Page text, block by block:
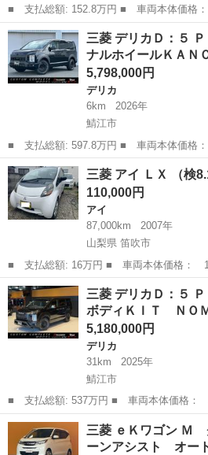
■ 支払総額: 152.8万円 ■ 車両本体価格： 1,450,000 円 ■ メーカ
ー名： 三菱 ■ 車種名： ｅＫスペー
ビ Ｂカメラ 左パワースライド ■ 排
福井 福井市 その他
三菱 デリカＤ：５
ナルホイールＫＡＮ
5,798,000円
デリカ
6km
2026年
鯖江市
■ 支払総額: 597.8万円 ■ 車両本体価格： 5,798,000 円 ■ メーカ
ー名： 三菱 ■ 車種名： デリカＤ：
Ｋスタイル オリジナルホイールＫＡＮＯ
ＡＴタイ...
福井 鯖江市 デリカ
三菱 アイ ＬＸ （検
110,000円
アイ
87,000km
2007年
山梨県 笛吹市
■ 支払総額: 16万円 ■ 車両本体価格： 110,000 円 ■ メーカー
名： 三菱 ■ 車種名： アイ ■ グレー
量： 660cc ■ ドア枚数： 5D ■ ミッシ
PR...
山梨 笛吹市 アイ
三菱 デリカＤ：５
ボディＫＩＴ ＮＯ
5,180,000円
デリカ
31km
2025年
鯖江市
■ 支払総額: 537万円 ■ 車両本体価格： 5,180,000 円 ■ メーカー
名： 三菱 ■ 車種名： デリカＤ：５
乗り ワーロックボディＫＩＴ ＮＯＭ
ＢＦＧ／Ａ...
福井 鯖江市 デリカ
三菱 ｅＫワゴン Ｍ
ーンアシスト オー